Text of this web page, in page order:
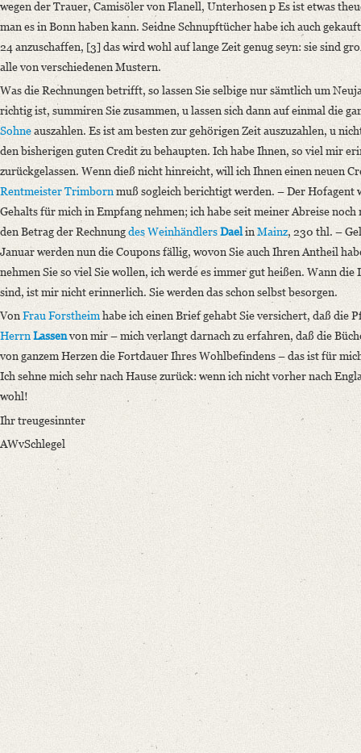
wegen der Trauer, Camisöler von Flanell, Unterhosen p Es ist etwas
man es in Bonn haben kann. Seidne Schnupftücher habe ich auch
24 anzuschaffen, [3] das wird wohl auf lange Zeit genug seyn: sie sind
alle von verschiedenen Mustern.
Was die Rechnungen betrifft, so lassen Sie selbige nur sämtlich um
richtig ist, summiren Sie zusammen, u lassen sich dann auf einmal die
Sohneauszahlen. Es ist am besten zur gehörigen Zeit auszuzahlen, u
den bisherigen guten Credit zu behaupten. Ich habe Ihnen, so viel mir
zurückgelassen. Wenn dieß nicht hinreicht, will ich Ihnen einen neuen
Rentmeister Trimbornmuß sogleich berichtigt werden. – Der Hofagent
Gehalts für mich in Empfang nehmen; ich habe seit meiner Abreise
den Betrag der Rechnungdes WeinhändlersDaelinMainz, 230 thl. –
Januar werden nun die Coupons fällig, wovon Sie auch Ihren Antheil
nehmen Sie so viel Sie wollen, ich werde es immer gut heißen. Wann
sind, ist mir nicht erinnerlich. Sie werden das schon selbst besorgen.
VonFrau Forstheimhabe ich einen Brief gehabt Sie versichert, daß die
HerrnLassenvon mir – mich verlangt darnach zu erfahren, daß die
von ganzem Herzen die Fortdauer Ihres Wohlbefindens – das ist für
Ich sehne mich sehr nach Hause zurück: wenn ich nicht vorher nach
wohl!
Ihr treugesinnter
AWvSchlegel